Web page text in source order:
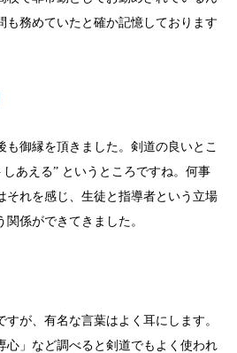
も務めていたと確か記憶しております
も御縁を頂きました。剣道の良いとこ
あえる” というところですね。何事
それを感じ、生徒と指導者という立場
係ができてきました。
が、有名な言葉はよく耳にします。
心」など調べると剣道でもよく使われ